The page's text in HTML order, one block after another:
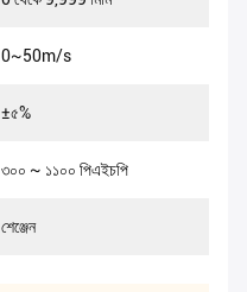
0~50m/s
±৫%
৩০০ ~ ১১০০ পিএইচপি
শেঞ্জেন